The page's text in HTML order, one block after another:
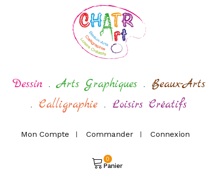
Dessin . Arts Graphiques . Beaux-Arts
. Calligraphie . Loisirs Créatifs
Mon Compte Commander Connexion
Panier
0